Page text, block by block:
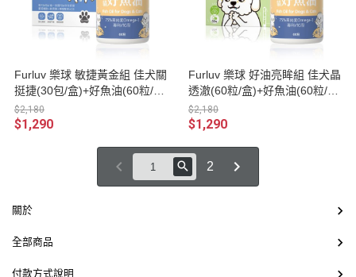
Furluv 樂球 敏捷黃金組 佳犬關
挺捷(30包/盒)+好魚油(60粒/
瓶)
$2,180
$1,290
Furluv 樂球 好油亮眸組 佳犬晶
透澈(60粒/盒)+好魚油(60粒/
瓶)
$2,180
$1,290
2
關於
全部商品
付款方式說明